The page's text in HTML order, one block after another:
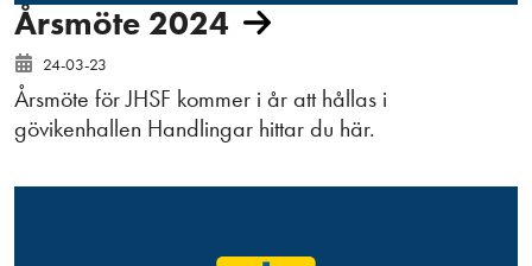
Årsmöte 2024
24-03-23
Årsmöte för JHSF kommer i år att hållas i
gövikenhallen Handlingar hittar du här.